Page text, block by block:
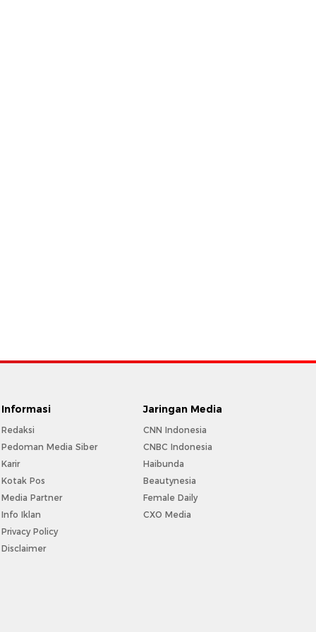
Informasi
Redaksi
Pedoman Media Siber
Karir
Kotak Pos
Media Partner
Info Iklan
Privacy Policy
Disclaimer
Jaringan Media
CNN Indonesia
CNBC Indonesia
Haibunda
Beautynesia
Female Daily
CXO Media